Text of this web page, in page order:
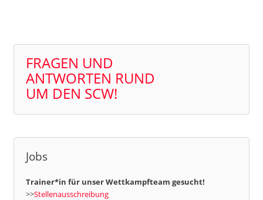
FRAGEN UND
ANTWORTEN RUND
UM DEN SCW!
Jobs
Trainer*in für unser Wettkampfteam gesucht!
>>Stellenausschreibung